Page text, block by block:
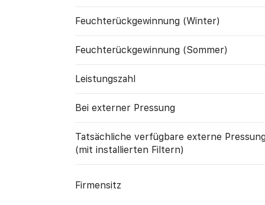
Feuchte­rück­gewinnung (Winter)
Feuchte­rück­gewinnung (Sommer)
Leistungszahl
Bei externer Pressung
Tatsächliche verfügbare externe
(mit installierten Filtern)
Firmensitz